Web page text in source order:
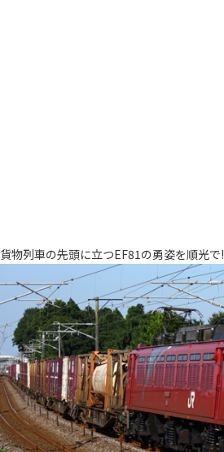
貨物列車の先頭に立つEF81の勇姿を順光で!